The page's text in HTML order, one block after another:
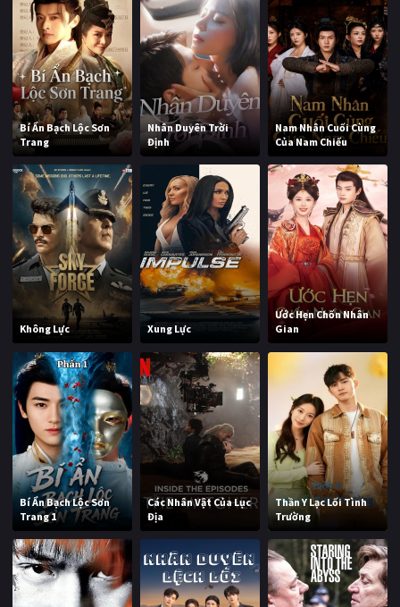
Bí Ẩn Bạch Lộc Sơn
Trang
Nhân Duyên Trời
Định
Nam Nhân Cuối Cùng
Của Nam Chiếu
Không Lực Xung Lực
Ước Hẹn Chốn Nhân
Gian
Bí Ẩn Bạch Lộc Sơn
Trang 1
Các Nhân Vật Của Lục
Địa
Thần Y Lạc Lối Tình
Trường